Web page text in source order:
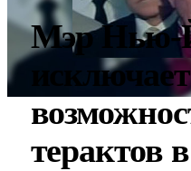
Мэр Нью-
исключает
терактов